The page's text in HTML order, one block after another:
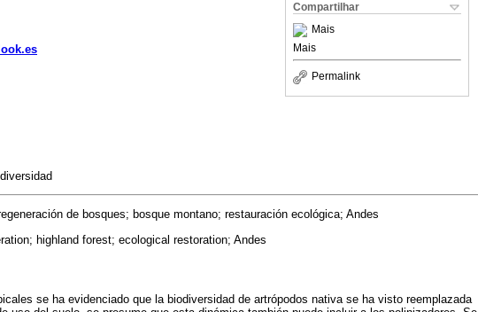
Compartilhar
Mais
Mais
Permalink
de bosques; bosque montano; restauración ecológica; Andes
highland forest; ecological restoration; Andes
se ha evidenciado que la biodiversidad de artrópodos nativa se ha visto reemplazada